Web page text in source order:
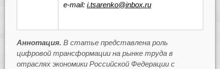
e-mail: i.tsarenko@inbox.ru
Аннотация. В статье представлена роль
цифровой трансформации на рынке труда в
отраслях экономики Российской Федерации с